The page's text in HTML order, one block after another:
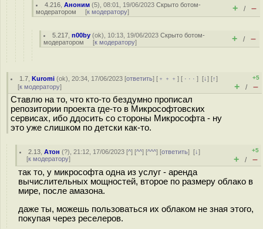
4.216 ,Аноним (5), 08:01, 19/06/2023Скрыто ботом-
модератором [к модератору] + / –
5.217 ,n00by (ok), 10:13, 19/06/2023Скрыто ботом-
модератором [к модератору] + / –
1.7 ,Kuromi (ok), 20:34, 17/06/2023 [ответить] [ ﹢﹢﹢] [ · · ·][↓] [↑]
[к модератору]
+5
+ / –
Ставлю на то, что кто-то бездумно прописал
репозитории проекта где-то в Микрософтовских
сервисах, ибо ддосить со стороны Микрософта - ну
это уже слишком по детски как-то.
2.13 ,Атон (?), 21:12, 17/06/2023 [^] [^^] [^^^] [ответить][↓]
[к модератору]
+5
+ / –
так то, у микрософта одна из услуг - аренда
вычислительных мощностей, второе по размеру облако в
мире, после амазона.
даже ты, можешь пользоваться их облаком не зная этого,
покупая через реселеров.